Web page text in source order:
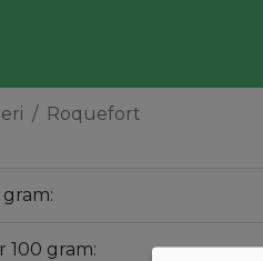
Roquefort
gram: